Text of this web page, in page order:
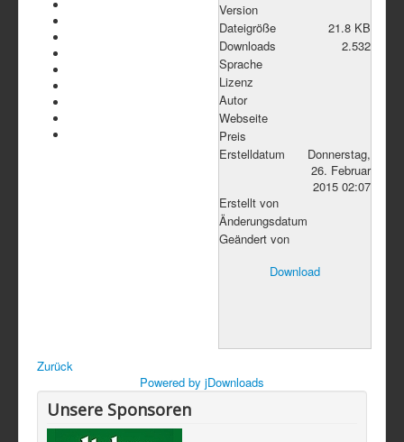
Version
Dateigröße
21.8 KB
Downloads
2.532
Sprache
Lizenz
Autor
Webseite
Preis
Erstelldatum
Donnerstag,
26. Februar
2015 02:07
Erstellt von
Änderungsdatum
Geändert von
Download
Zurück
Powered by jDownloads
Unsere Sponsoren